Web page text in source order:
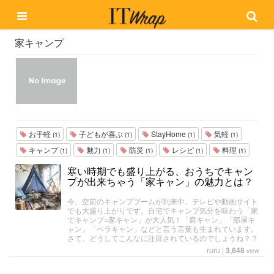
家キャンプ
お手軽 (1) 子どもが喜ぶ (1) StayHome (1) 気軽 (1)
キャンプ(1) 魅力 (1) 防災 (1) レシピ (1) 料理 (1)
寒い時期でも盛り上がる、おうちでキャン
プが出来ちゃう「家キャン」の魅力とは？
今、空前のキャンプブームが到来中。テレビや動画サイト
でも大盛り上がりです。自宅でキャンプ気分を味わう「家
でキャンプ=家キャン」が大人気！「庭キャン」「部屋キ
ャン」「ベラキャン」などと言う言葉も生まれています。
さて、どうしてこんなに注目されているのでしょうね？？
ruru | 3,648 view